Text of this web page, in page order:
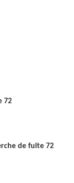
72
de fuite 72